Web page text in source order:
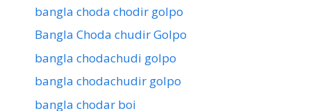
bangla choda chodir golpo
Bangla Choda chudir Golpo
bangla chodachudi golpo
bangla chodachudir golpo
bangla chodar boi